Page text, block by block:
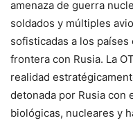
amenaza de guerra
soldados y múltiples
sofisticadas a los
frontera con Rusia. La
realidad
detonada por Rusia con
biológicas, nucleares y